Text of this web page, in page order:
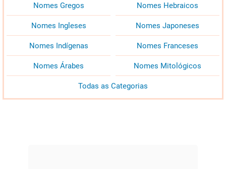
Nomes Gregos Nomes Hebraicos
Nomes Ingleses Nomes Japoneses
Nomes Indígenas Nomes Franceses
Nomes Árabes Nomes Mitológicos
Todas as Categorias